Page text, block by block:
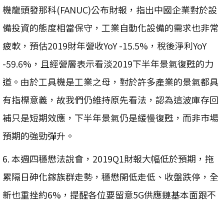
機龍頭發那科(FANUC)公布財報，指出中國企業對於設
備投資的態度相當保守，工業自動化設備的需求也非常
疲軟，預估2019財年營收YoY -15.5%，稅後淨利YoY
-59.6%，且經營層表示看淡2019下半年景氣復甦的力
道。由於工具機是工業之母，對於許多產業的景氣都具
有指標意義，故我們仍維持原先看法，認為這波庫存回
補只是短期效應，下半年景氣仍是緩慢復甦，而非市場
預期的強勁彈升。
6. 本週四穩懋法說會，2019Q1財報大幅低於預期，拖
累隔日砷化鎵族群走勢，穩懋開低走低、收盤跌停，全
新也重挫約6%，提醒各位要留意5G供應鏈基本面跟不